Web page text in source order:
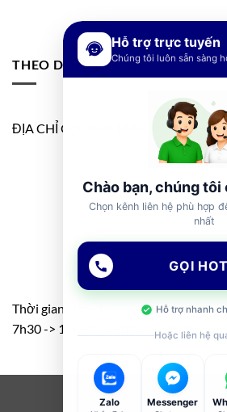
THEO DÕI FANPAGE
ĐỊA CHỈ GOOGLE MAP
Thời gian: T2 – T7
7h30 -> 11h30 – 13h00 -> 17h00
Visa PayPal Stripe
Hỗ trợ trực tuyến
Chúng tôi luôn sẵn sàng
Chào bạn, chúng tôi
Chọn kênh liên hệ phù hợp
nhất
GỌI
Hỗ trợ nhanh
Hoặc liên hệ
Zalo Messenger